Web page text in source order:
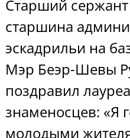
Старший
старшина
эскадрильи на
Мэр Беэр-Шевы
поздравил
знаменосцев: «Я
молодыми